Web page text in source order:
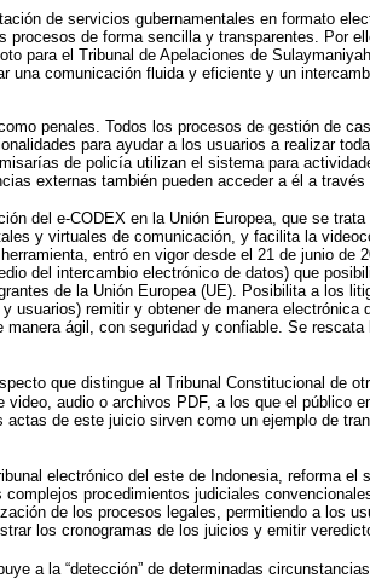
de servicios gubernamentales en formato
procesos de forma sencilla y transparentes. Por
para el Tribunal de Apelaciones de
una comunicación fluida y eficiente y un
penales. Todos los procesos de gestión de
para ayudar a los usuarios a realizar
de policía utilizan el sistema para
externas también pueden acceder a él a través
del e-CODEX en la Unión Europea, que se
y virtuales de comunicación, y facilita la
entró en vigor desde el 21 de junio de
del intercambio electrónico de datos) que
de la Unión Europea (UE). Posibilita a los
usuarios) remitir y obtener de manera electrónica
ágil, con seguridad y confiable. Se
que distingue al Tribunal Constitucional de
audio o archivos PDF, a los que el público
de este juicio sirven como un ejemplo de
electrónico del este de Indonesia, reforma el
procedimientos judiciales
de los procesos legales, permitiendo a los
los cronogramas de los juicios y emitir
a la “detección” de determinadas